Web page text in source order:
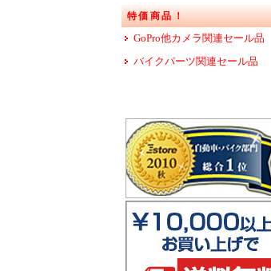
特価商品！
GoPro他カメラ関連セール品
バイクパーツ関連セール品